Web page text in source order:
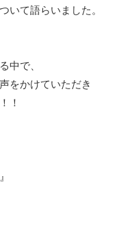
いて語らいました。
中で、
をかけていただき
！